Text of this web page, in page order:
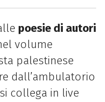
poesie di autori
volume
palestinese
dall’ambulatorio
collega in live